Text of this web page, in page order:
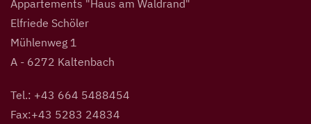
Appartements "Haus am Waldrand"
Elfriede Schöler
Mühlenweg 1
A - 6272 Kaltenbach
Tel.: +43 664 5488454
Fax:+43 5283 24834